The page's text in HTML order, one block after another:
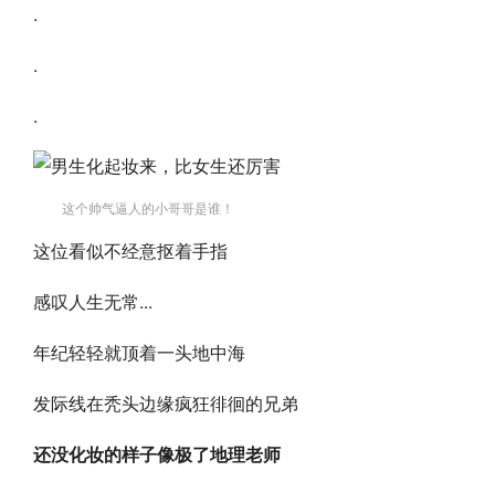
.
.
.
这个帅气逼人的小哥哥是谁！
这位看似不经意抠着手指
感叹人生无常...
年纪轻轻就顶着一头地中海
发际线在秃头边缘疯狂徘徊的兄弟
还没化妆的样子像极了地理老师